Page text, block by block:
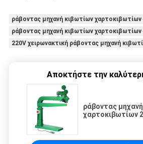
ράβοντας μηχανή κιβωτίων χαρτοκιβωτίων
ράβοντας μηχανή κιβωτίων χαρτοκιβωτίων
220V χειρωνακτική ράβοντας μηχανή
Αποκτήστε την
ράβοντας
χαρτοκιβωτίων